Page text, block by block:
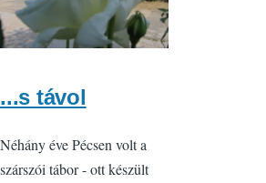
...s távol
Néhány éve Pécsen volt a
szárszói tábor - ott készült